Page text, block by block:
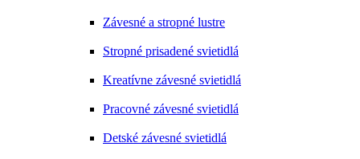
Závesné a stropné lustre
Stropné prisadené svietidlá
Kreatívne závesné svietidlá
Pracovné závesné svietidlá
Detské závesné svietidlá